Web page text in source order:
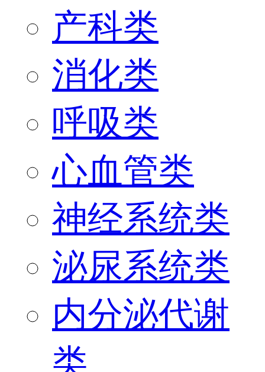
产科类
消化类
呼吸类
心血管类
神经系统类
泌尿系统类
内分泌代谢
类